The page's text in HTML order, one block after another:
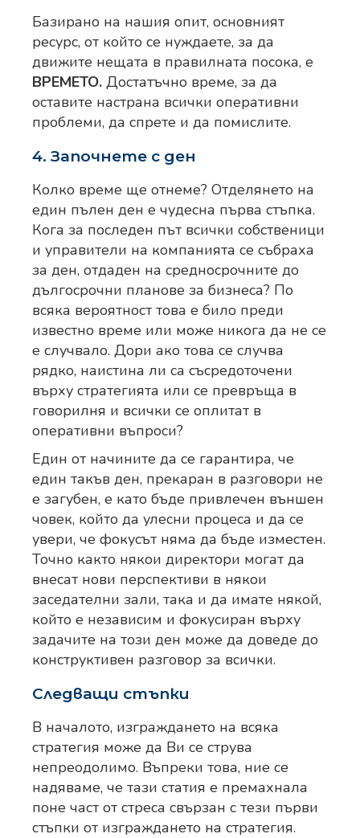
Базирано на нашия опит, основният
ресурс, от който се нуждаете, за да
движите нещата в правилната посока, е
ВРЕМЕТО. Достатъчно време, за да
оставите настрана всички оперативни
проблеми, да спрете и да помислите.
4. Започнете с ден
Колко време ще отнеме? Отделянето на
един пълен ден е чудесна първа стъпка.
Кога за последен път всички собственици
и управители на компанията се събраха
за ден, отдаден на средносрочните до
дългосрочни планове за бизнеса? По
всяка вероятност това е било преди
известно време или може никога да не се
е случвало. Дори ако това се случва
рядко, наистина ли са съсредоточени
върху стратегията или се превръща в
говорилня и всички се оплитат в
оперативни въпроси?
Един от начините да се гарантира, че
един такъв ден, прекаран в разговори не
е загубен, е като бъде привлечен външен
човек, който да улесни процеса и да се
увери, че фокусът няма да бъде изместен.
Точно както някои директори могат да
внесат нови перспективи в някои
заседателни зали, така и да имате някой,
който е независим и фокусиран върху
задачите на този ден може да доведе до
конструктивен разговор за всички.
Следващи стъпки
В началото, изграждането на всяка
стратегия може да Ви се струва
непреодолимо. Въпреки това, ние се
надяваме, че тази статия е премахнала
поне част от стреса свързан с тези първи
стъпки от изграждането на стратегия.